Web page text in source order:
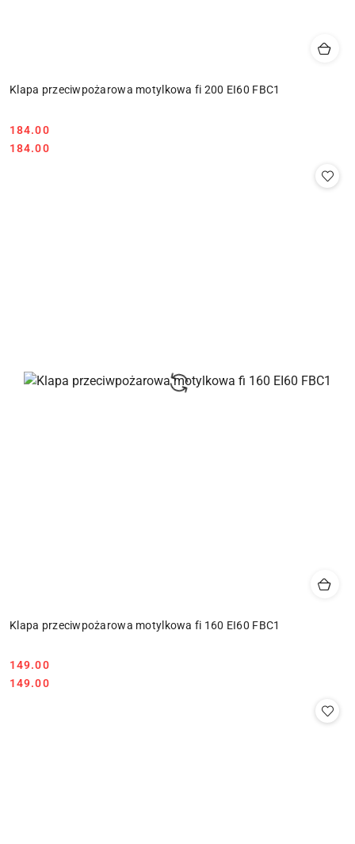
Klapa przeciwpożarowa motylkowa fi 200 EI60 FBC1
Cena:
184.00
Cena:
184.00
Klapa przeciwpożarowa motylkowa fi 160 EI60 FBC1
Cena:
149.00
Cena:
149.00